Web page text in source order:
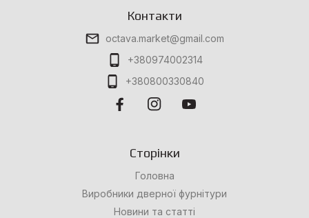
Контакти
octava.market@gmail.com
+380974002314
+380800330840
Сторінки
Головна
Виробники дверної фурнітури
Новини та статті